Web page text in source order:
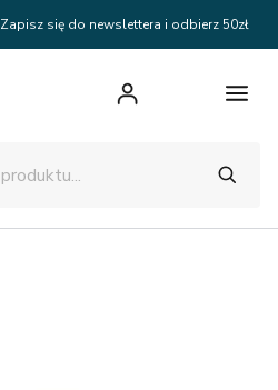
Zapisz się do newslettera i odbierz 50zł